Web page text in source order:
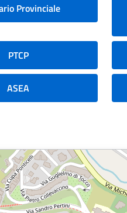
Provinciale
PTCP
ASEA